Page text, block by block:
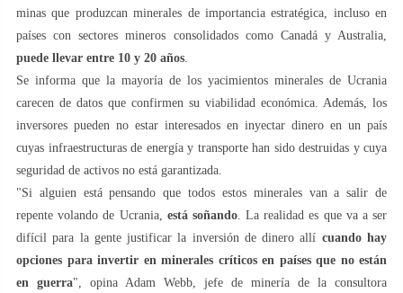
minas que produzcan minerales de importancia estratégica, incluso en
países con sectores mineros consolidados como Canadá y Australia,
puede llevar entre 10 y 20 años.
Se informa que la mayoría de los yacimientos minerales de Ucrania
carecen de datos que confirmen su viabilidad económica. Además, los
inversores pueden no estar interesados en inyectar dinero en un país
cuyas infraestructuras de energía y transporte han sido destruidas y cuya
seguridad de activos no está garantizada.
"Si alguien está pensando que todos estos minerales van a salir de
repente volando de Ucrania, está soñando. La realidad es que va a ser
difícil para la gente justificar la inversión de dinero allí cuando hay
opciones para invertir en minerales críticos en países que no están
en guerra", opina Adam Webb, jefe de minería de la consultora